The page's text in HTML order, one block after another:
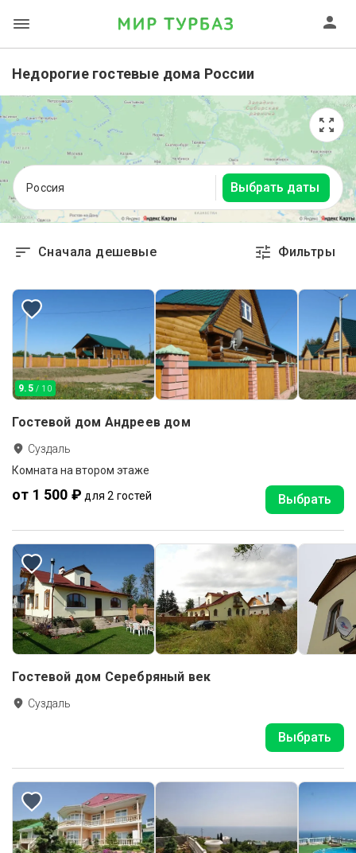
Недорогие гостевые дома России
Россия Выбрать даты
Сначала дешевые Фильтры
9.5 / 10
Гостевой дом Андреев дом
Суздаль
Комната на втором этаже
от 1 500 ₽ для 2 гостей Выбрать
Гостевой дом Серебряный век
Суздаль
Выбрать